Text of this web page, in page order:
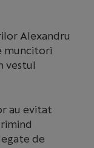
Alexandru
muncitori
vestul
au evitat
de